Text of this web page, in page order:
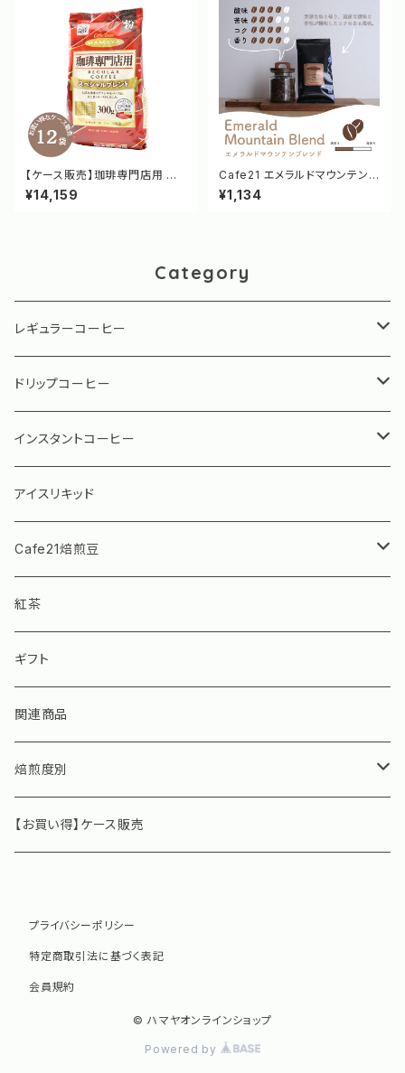
【ケース販売】珈琲専門店用 ス
ペシャルブレンド(粉) 300g [3
398]
¥14,159
Cafe21 エメラルドマウンテンブ
レンド 100g [1377/1376]
¥1,134
Category
レギュラーコーヒー
珈琲専門店用シリーズ
水出しアイスコーヒー
ドリップコーヒー
珈琲専門店用シリーズ
グランデックス パーソナルコーヒー
インスタントコーヒー
ブルーマウンテン ボトル（瓶）タイプ
ブルーマウンテン スティックタイプ
モカフィーノ インスタントコーヒー
アイスリキッド
Cafe21焙煎豆
Cafe21焙煎豆 ストレート
Cafe21焙煎豆 ブレンド
Cafe21焙煎豆 季節限定
紅茶
ギフト
関連商品
焙煎度別
深煎り
浅煎り
【お買い得】ケース販売
プライバシーポリシー
特定商取引法に基づく表記
会員規約
© ハマヤオンラインショップ
Powered by